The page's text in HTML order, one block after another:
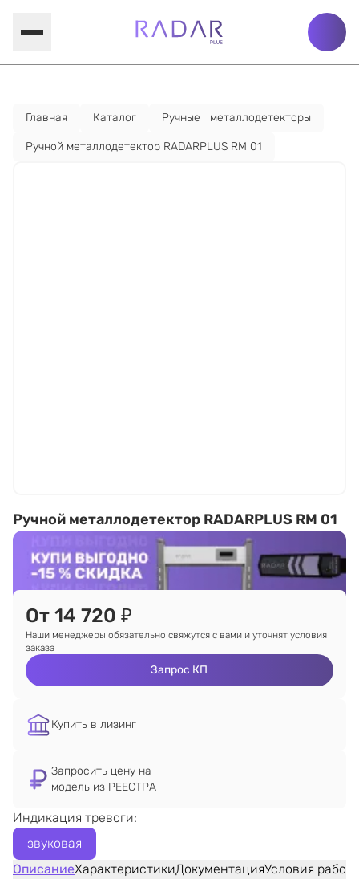
Главная Каталог Ручные металлодетекторы
Ручной металлодетектор RADARPLUS RM 01
Ручной металлодетектор RADARPLUS RM 01
От 14 720 ₽
Наши менеджеры обязательно свяжутся с вами и уточнят условия
заказа
Запрос КП
Купить в лизинг
Запросить цену на
модель из РЕЕСТРА
Индикация тревоги:
звуковая
ОписаниеХарактеристикиДокументацияУсловия